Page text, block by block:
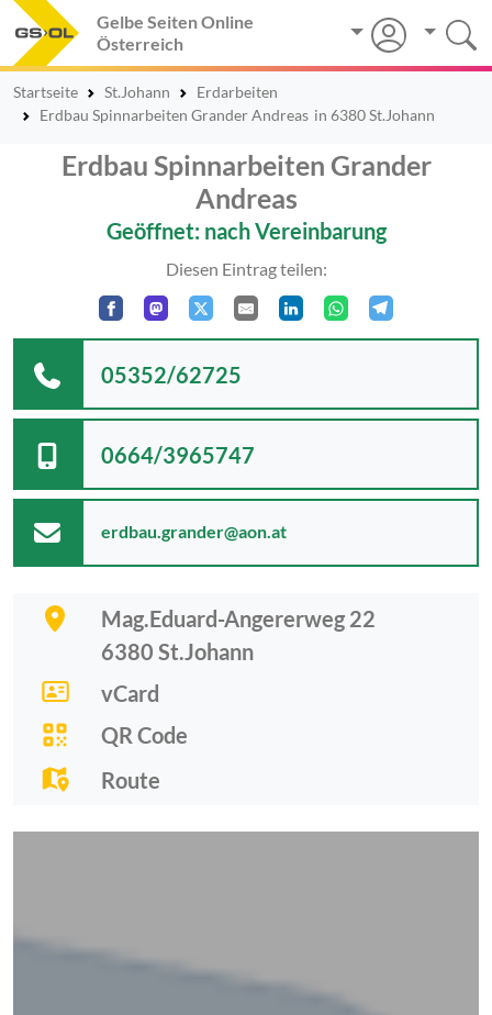
Gelbe Seiten Online
Österreich
Startseite St.Johann
Erdarbeiten
Erdbau Spinnarbeiten Grander Andreas in 6380 St.Johann
Erdbau Spinnarbeiten Grander
Andreas
Geöffnet: nach Vereinbarung
Diesen Eintrag teilen:
Mag.Eduard-Angererweg 22
6380 St.Johann
vCard
QR Code
Route
05352/62725
0664/3965747
erdbau.grander@aon.at